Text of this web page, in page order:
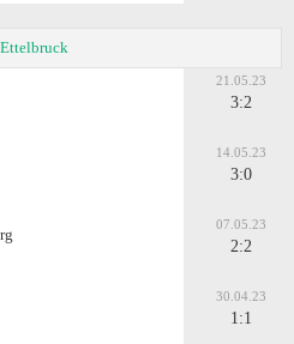
21.05.23
3:2
14.05.23
3:0
07.05.23
2:2
30.04.23
1:1